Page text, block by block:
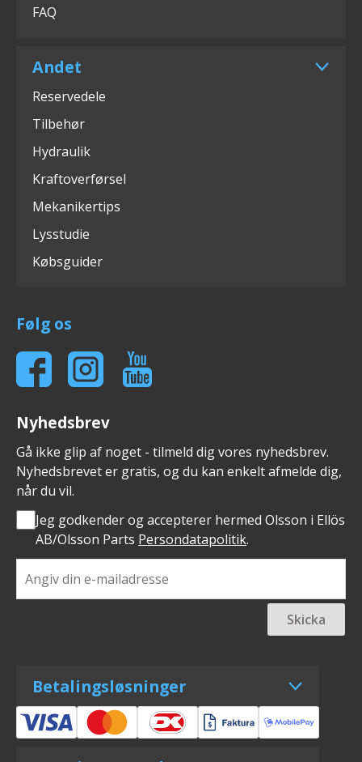
FAQ
Andet
Reservedele
Tilbehør
Hydraulik
Kraftoverførsel
Mekanikertips
Lysstudie
Købsguider
Følg os
Nyhedsbrev
Gå ikke glip af noget - tilmeld dig vores nyhedsbrev.
Nyhedsbrevet er gratis, og du kan enkelt afmelde dig,
når du vil.
Jeg godkender og accepterer hermed Olsson i Ellös
AB/Olsson Parts Persondatapolitik.
Skicka
Betalingsløsninger